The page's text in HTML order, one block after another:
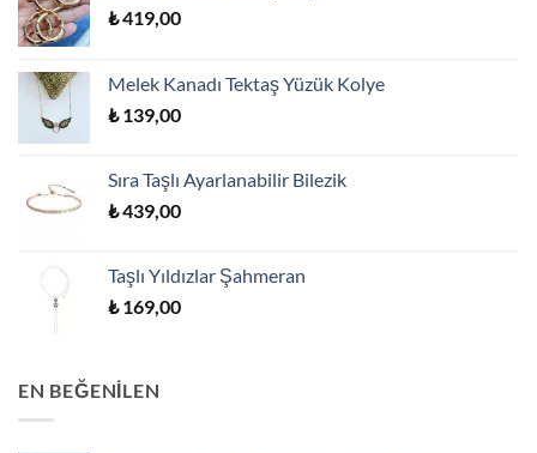
₺419,00
Melek Kanadı Tektaş Yüzük Kolye
₺139,00
Sıra Taşlı Ayarlanabilir Bilezik
₺439,00
Taşlı Yıldızlar Şahmeran
₺169,00
EN BEĞENILEN